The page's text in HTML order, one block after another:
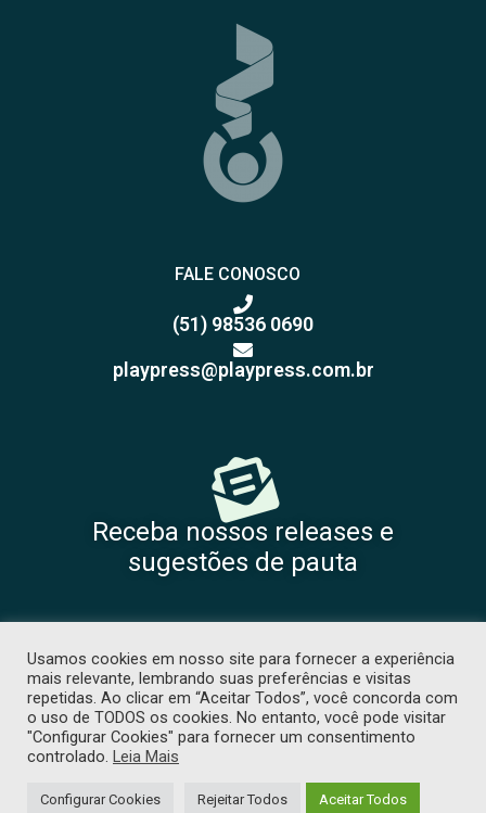
FALE CONOSCO
(51) 98536 0690
playpress@playpress.com.br
Receba nossos releases e
sugestões de pauta
COPYRIGHT 2026 © TODOS OS DIREITOS RESERVADOS. PROIBIDA CÓPIA
SEM PRÉVIA AUTORIZAÇÃO. -
TJW COMUNICAÇÃO
Usamos cookies em nosso site para fornecer a experiência
mais relevante, lembrando suas preferências e visitas
repetidas. Ao clicar em “Aceitar Todos”, você concorda com
o uso de TODOS os cookies. No entanto, você pode visitar
"Configurar Cookies" para fornecer um consentimento
controlado. Leia Mais
Configurar Cookies Rejeitar Todos Aceitar Todos